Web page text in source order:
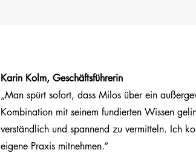
Karin Kolm, Geschäftsführerin
„Man spürt sofort, dass Milos über ein
Kombination mit seinem fundierten Wissen
verständlich und spannend zu vermitteln. Ich
eigene Praxis mitnehmen.“